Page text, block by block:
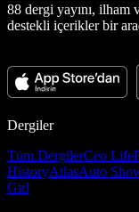
88 dergi yayını, ilham
destekli içerikler bir
Dergiler
Tüm DergilerCeo Life
HistoryAtlasAuto
Girl